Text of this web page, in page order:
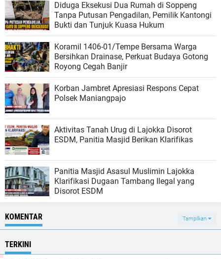
Diduga Eksekusi Dua Rumah di Soppeng
Tanpa Putusan Pengadilan, Pemilik Kantongi
Bukti dan Tunjuk Kuasa Hukum
Koramil 1406-01/Tempe Bersama Warga
Bersihkan Drainase, Perkuat Budaya Gotong
Royong Cegah Banjir
Korban Jambret Apresiasi Respons Cepat
Polsek Maniangpajo
Aktivitas Tanah Urug di Lajokka Disorot
ESDM, Panitia Masjid Berikan Klarifikas
Panitia Masjid Asasul Muslimin Lajokka
Klarifikasi Dugaan Tambang Ilegal yang
Disorot ESDM
KOMENTAR Tampilkan
TERKINI